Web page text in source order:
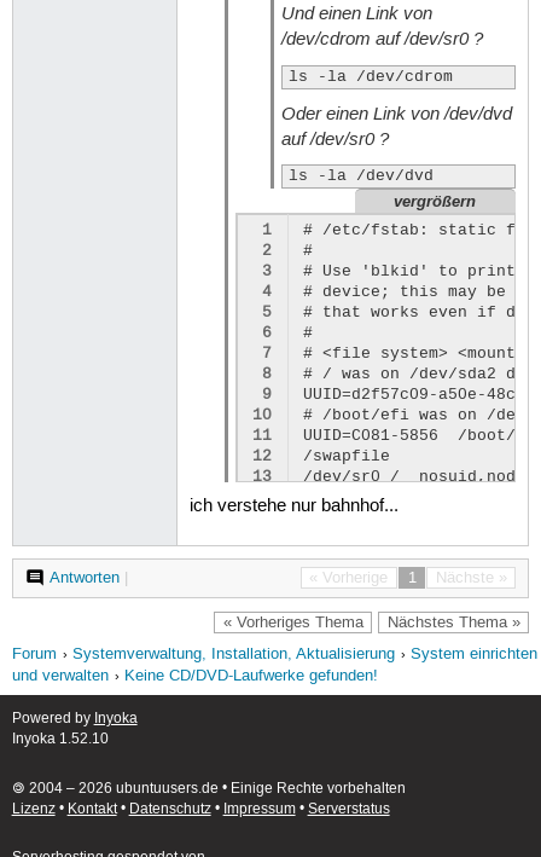
Und einen Link von
/dev/cdrom auf/dev/sr0?
ls -la /dev/cdrom
Oder einen Link von/dev/dvd
auf/dev/sr0?
ls -la /dev/dvd
vergrößern
1
2
3
4
5
6
7
8
9
10
11
12
13
# /etc/fstab: static file
#
# Use 'blkid' to print
# device; this may be
# that works even if
#
# <file system> <mount
# / was on /dev/sda2
UUID=d2f57c09-a50e-
# /boot/efi was on /
UUID=C081-5856  /
/swapfile
ich verstehe nur bahnhof...
« Vorherige 1 Nächste »
Antworten|
« Vorheriges Thema Nächstes Thema »
Forum Systemverwaltung, Installation, Aktualisierung
System einrichten
und verwalten
Keine CD/DVD-Laufwerke gefunden!
Powered by Inyoka
Inyoka 1.52.10
🄯 2004 – 2026 ubuntuusers.de • Einige Rechte vorbehalten
Lizenz• Kontakt• Datenschutz• Impressum• Serverstatus